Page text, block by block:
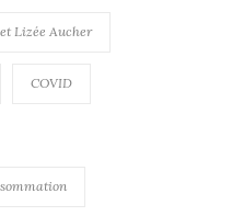
Lizée Aucher
COVID